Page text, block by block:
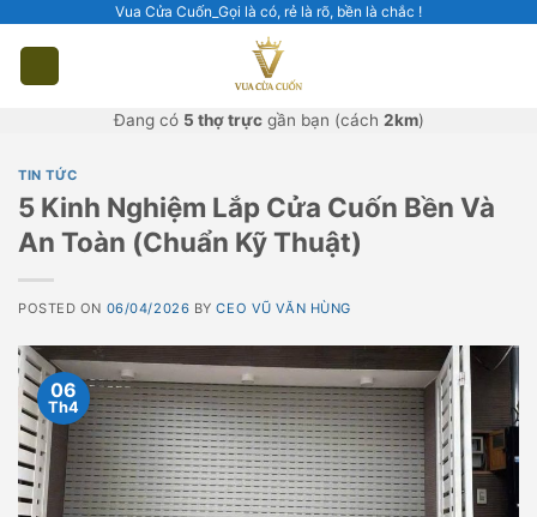
Vua Cửa Cuốn_Gọi là có, rẻ là rõ, bền là chắc !
Đang có 5 thợ trựcgần bạn (cách 2km)
TIN TỨC
5 Kinh Nghiệm Lắp Cửa Cuốn Bền Và
An Toàn (Chuẩn Kỹ Thuật)
POSTED ON 06/04/2026 BYCEO VŨ VĂN HÙNG
06
Th4